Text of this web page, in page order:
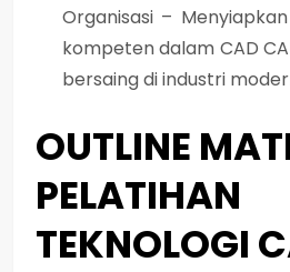
Organisasi –
kompeten dalam CAD
bersaing di industri
OUTLINE
PELATIHAN
TEKNOLOGI